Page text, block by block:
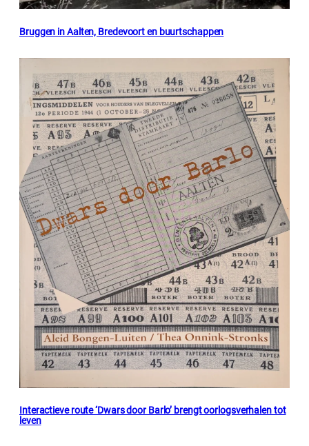
Bruggen in Aalten, Bredevoort en buurtschappen
Interactieve route ‘Dwars door Barlo’ brengt oorlogsverhalen tot
leven